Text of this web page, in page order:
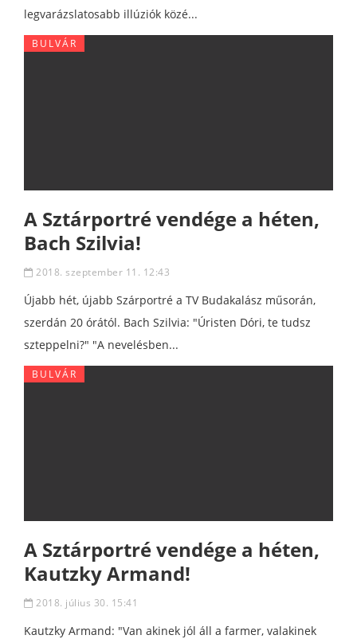
legvarázslatosabb illúziók közé...
BULVÁR
A Sztárportré vendége a héten,
Bach Szilvia!
2018. szeptember 11. 12:43
Újabb hét, újabb Szárportré a TV Budakalász műsorán,
szerdán 20 órától. Bach Szilvia: "Úristen Dóri, te tudsz
szteppelni?" "A nevelésben...
BULVÁR
A Sztárportré vendége a héten,
Kautzky Armand!
2018. július 30. 15:41
Kautzky Armand: "Van akinek jól áll a farmer, valakinek